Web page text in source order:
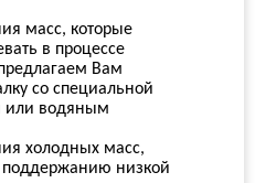
масс, которые
в процессе
Вам
со специальной
или водяным
холодных масс,
поддержанию низкой